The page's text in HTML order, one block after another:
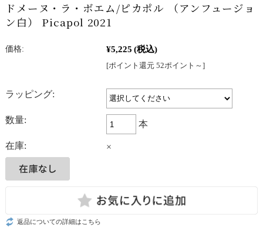
ドメーヌ・ラ・ボエム/ピカポル （アンフュージョ
ン白） Picapol 2021
価格: ¥5,225 (税込)
[ポイント還元 52ポイント～]
ラッピング:
数量: 本
在庫: ×
返品についての詳細はこちら